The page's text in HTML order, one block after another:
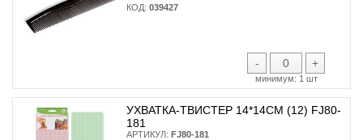
КОД: 039427
- +
минимум: 1 шт
УХВАТКА-ТВИСТЕР 14*14СМ (12) FJ80-
181
АРТИКУЛ: FJ80-181